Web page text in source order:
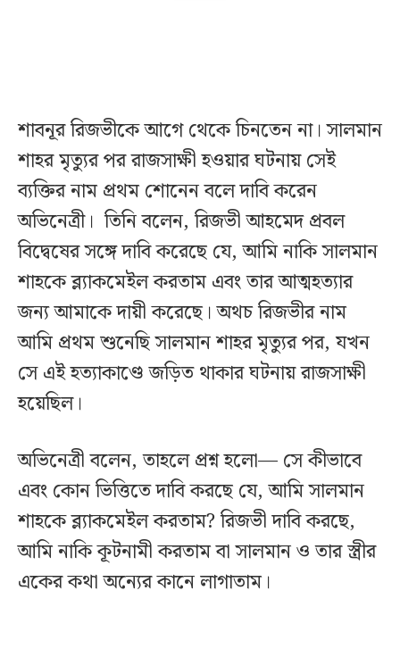
শাবনূর রিজভীকে আগে থেকে চিনতেন না। সালমান
শাহর মৃত্যুর পর রাজসাক্ষী হওয়ার ঘটনায় সেই
ব্যক্তির নাম প্রথম শোনেন বলে দাবি করেন
অভিনেত্রী। তিনি বলেন, রিজভী আহমেদ প্রবল
বিদ্বেষের সঙ্গে দাবি করেছে যে, আমি নাকি সালমান
শাহকে ব্ল্যাকমেইল করতাম এবং তার আত্মহত্যার
জন্য আমাকে দায়ী করেছে। অথচ রিজভীর নাম
আমি প্রথম শুনেছি সালমান শাহর মৃত্যুর পর, যখন
সে এই হত্যাকাণ্ডে জড়িত থাকার ঘটনায় রাজসাক্ষী
হয়েছিল।
অভিনেত্রী বলেন, তাহলে প্রশ্ন হলো— সে কীভাবে
এবং কোন ভিত্তিতে দাবি করছে যে, আমি সালমান
শাহকে ব্ল্যাকমেইল করতাম? রিজভী দাবি করছে,
আমি নাকি কূটনামী করতাম বা সালমান ও তার স্ত্রীর
একের কথা অন্যের কানে লাগাতাম।